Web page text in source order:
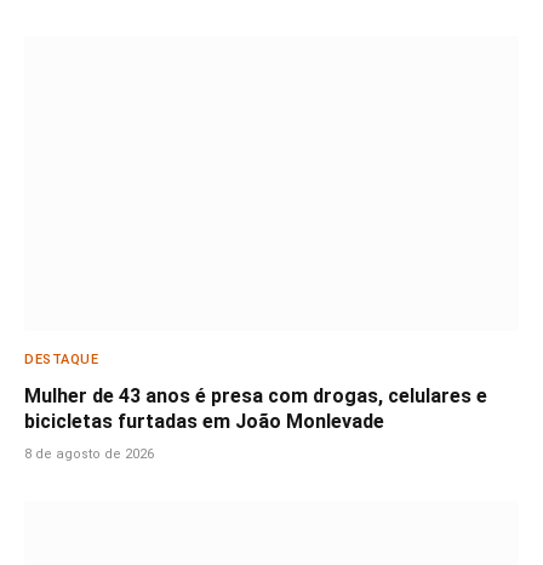
DESTAQUE
Mulher de 43 anos é presa com drogas, celulares e
bicicletas furtadas em João Monlevade
8 de agosto de 2026